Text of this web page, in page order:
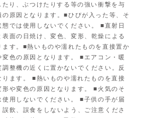
り、ぶつけたりする等の強い衝撃を与
原因となります。■ひびが入った等、そ
では使用しないでください。 ■直射日
面の日焼け、変色、変形、乾燥による
ます。■熱いものや濡れたものを直接置か
色の原因となります。 ■エアコン・暖
整機の近くに置かないでください。反
ります。 ■熱いものや濡れたものを直接
や変色の原因となります。 ■火気のそ
用しないでください。 ■子供の手が届
飲、誤食をしないよう、ご注意くださ